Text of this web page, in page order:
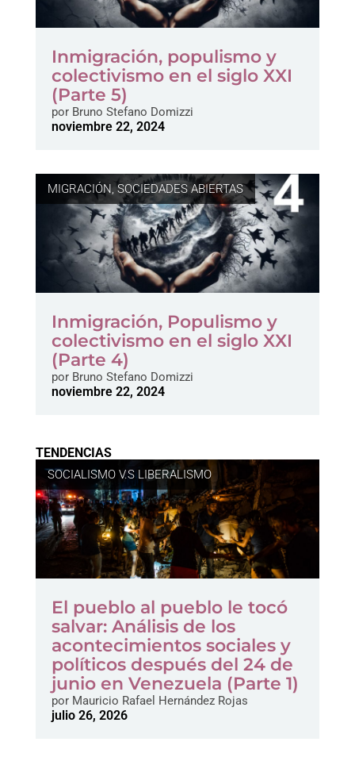
Inmigración, populismo y
colectivismo en el siglo XXI
(Parte 5)
porBruno Stefano Domizzi
noviembre 22, 2024
MIGRACIÓN,SOCIEDADES ABIERTAS
Inmigración, Populismo y
colectivismo en el siglo XXI
(Parte 4)
porBruno Stefano Domizzi
noviembre 22, 2024
TENDENCIAS
SOCIALISMO V.S LIBERALISMO
El pueblo al pueblo le tocó
salvar: Análisis de los
acontecimientos sociales y
políticos después del 24 de
junio en Venezuela (Parte 1)
porMauricio Rafael Hernández Rojas
julio 26, 2026